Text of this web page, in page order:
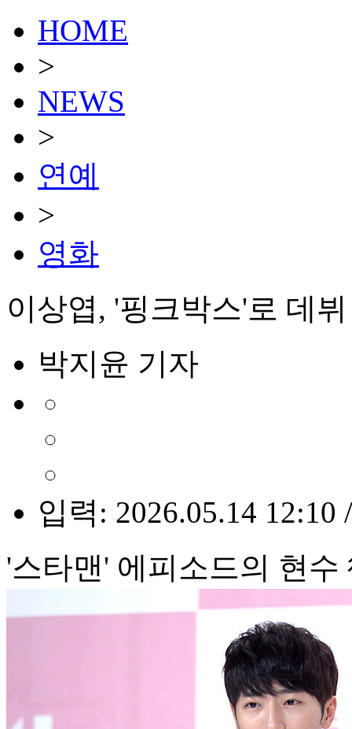
HOME
>
NEWS
>
연예
>
영화
이상엽, '핑크박스'로 데
박지윤 기자
입력: 2026.05.14 12:10
'스타맨' 에피소드의 현수